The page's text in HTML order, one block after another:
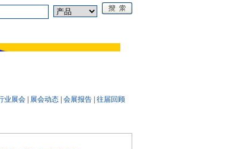
业展会 展会动态 会展报告 往届回顾